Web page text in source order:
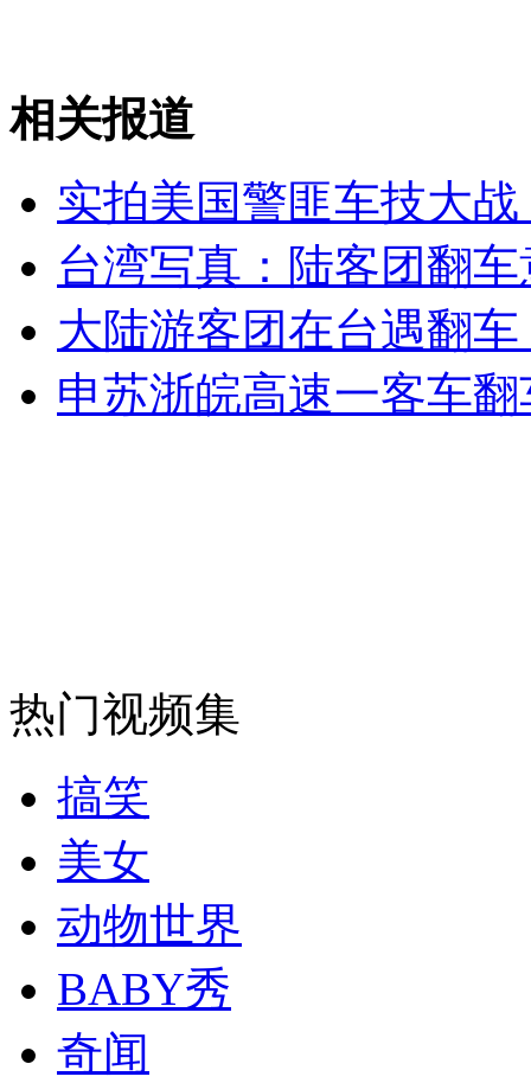
山西运城恶犬咬伤多人 警民合力深夜将其击毙
女孩北京地铁殴打老人 痛下狠手拳打脚踢
安徽一实载49人客车翻车
走！跟着总书记去植树
消防员救轻生者 花炮节热闹非凡
相关报道
实拍美国警匪车技大
台湾写真：陆客团翻
大陆游客团在台遇翻
申苏浙皖高速一客车
热门视频集
搞笑
美女
动物世界
BABY秀
奇闻